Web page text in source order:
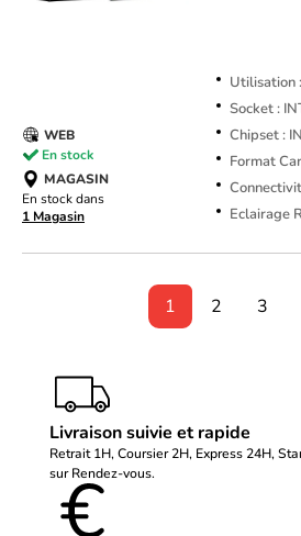
Utilisation
Socket :
Chipset :
Format
Eclairage
WEB
En stock
MAGASIN
En stock dans
1 Magasin
1 2 3
Livraison suivie et rapide
Retrait 1H, Coursier 2H, Express 24H,
sur Rendez-vous.